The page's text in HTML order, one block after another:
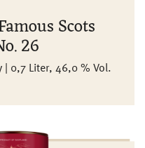
Scots
26
| 0,7 Liter, 46,0 % Vol.